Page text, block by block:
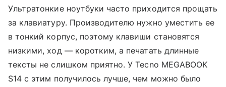
Ультратонкие ноутбуки часто приходится прощать
за клавиатуру. Производителю нужно уместить ее
в тонкий корпус, поэтому клавиши становятся
низкими, ход — коротким, а печатать длинные
тексты не слишком приятно. У Tecno MEGABOOK
S14 с этим получилось лучше, чем можно было